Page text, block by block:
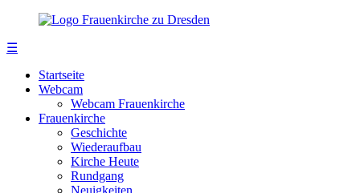
☰
Startseite
Webcam
Webcam Frauenkirche
Frauenkirche
Geschichte
Wiederaufbau
Kirche Heute
Rundgang
Neuigkeiten